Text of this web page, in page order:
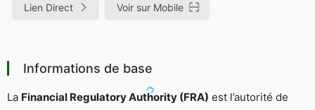
Lien Direct Voir sur Mobile
Informations de base
La Financial Regulatory Authority (FRA) est l’autorité de